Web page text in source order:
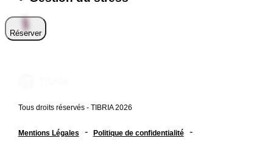
Réserver
Tous droits réservés - TIBRIA 2026
Mentions Légales - Politique de confidentialité -